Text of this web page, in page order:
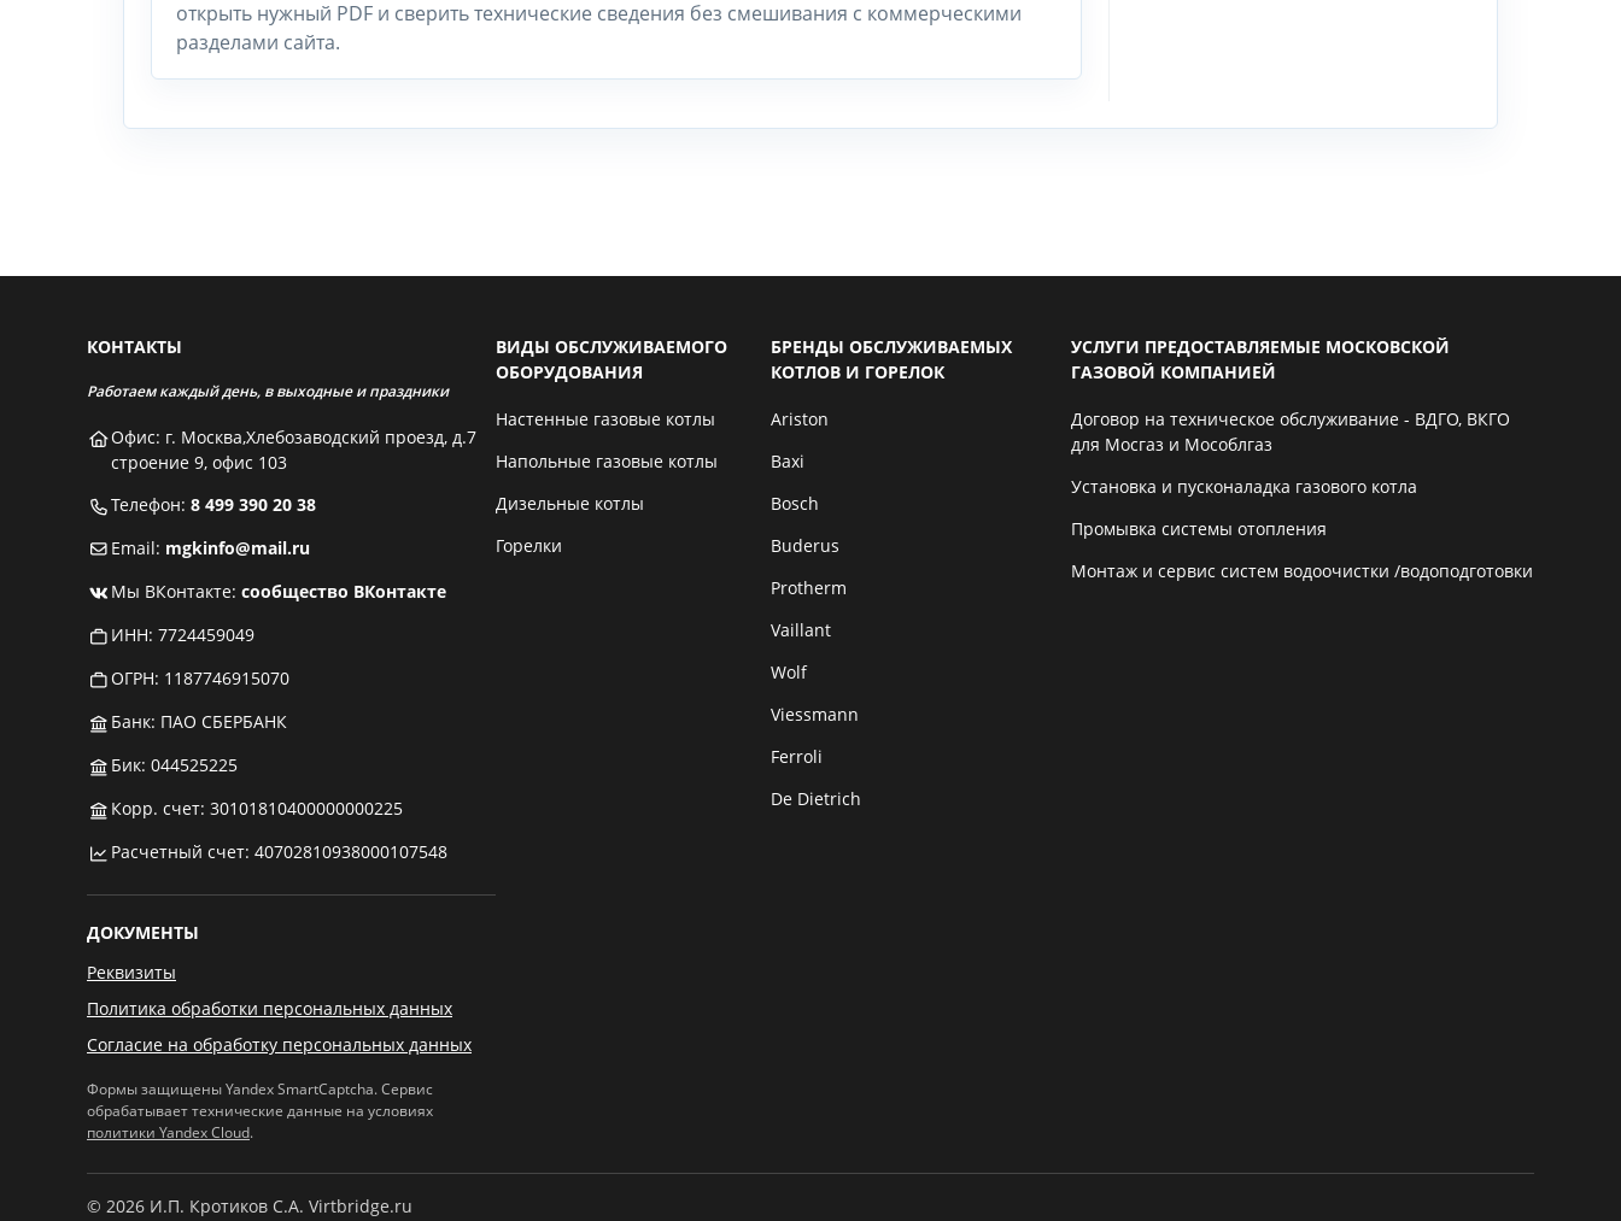
открыть нужный PDF и сверить технические сведения без смешивания с коммерческими
разделами сайта.
КОНТАКТЫ
Работаем каждый день, в выходные и праздники
Офис: г. Москва,Хлебозаводский проезд, д.7
строение 9, офис 103
Телефон: 8 499 390 20 38
Email: mgkinfo@mail.ru
Мы ВКонтакте: сообщество ВКонтакте
ИНН: 7724459049
ОГРН: 1187746915070
Банк: ПАО СБЕРБАНК
Бик: 044525225
Корр. счет: 30101810400000000225
Расчетный счет: 40702810938000107548
ДОКУМЕНТЫ
Реквизиты
Политика обработки персональных данных
Согласие на обработку персональных данных
Формы защищены Yandex SmartCaptcha. Сервис
обрабатывает технические данные на условиях
политики Yandex Cloud.
ВИДЫ ОБСЛУЖИВАЕМОГО
ОБОРУДОВАНИЯ
Настенные газовые котлы
Напольные газовые котлы
Дизельные котлы
Горелки
БРЕНДЫ ОБСЛУЖИВАЕМЫХ
КОТЛОВ И ГОРЕЛОК
Ariston
Baxi
Bosch
Buderus
Protherm
Vaillant
Wolf
Viessmann
Ferroli
De Dietrich
УСЛУГИ ПРЕДОСТАВЛЯЕМЫЕ МОСКОВСКОЙ
ГАЗОВОЙ КОМПАНИЕЙ
Договор на техническое обслуживание - ВДГО, ВКГО
для Мосгаз и Мособлгаз
Установка и пусконаладка газового котла
Промывка системы отопления
Монтаж и сервис систем водоочистки /водоподготовки
© 2026 И.П. Кротиков С.А. Virtbridge.ru